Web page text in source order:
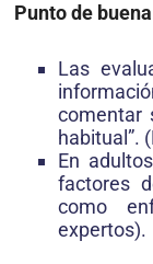
Punto de
Las
comentar
habitual”.
En
factores
como
expertos).